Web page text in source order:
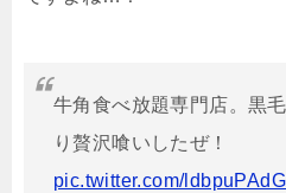
牛角食べ放題専門店。黒
り贅沢喰いしたぜ！
pic.twitter.com/